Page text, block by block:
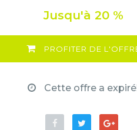
Jusqu'à 20 %
PROFITER DE
Cette offre a